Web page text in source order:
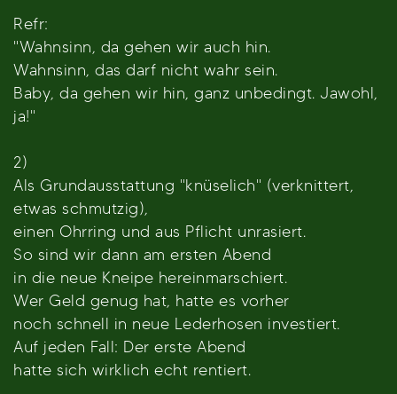
Refr:
"Wahnsinn, da gehen wir auch hin.
Wahnsinn, das darf nicht wahr sein.
Baby, da gehen wir hin, ganz unbedingt. Jawohl,
ja!"
2)
Als Grundausstattung "knüselich" (verknittert,
etwas schmutzig),
einen Ohrring und aus Pflicht unrasiert.
So sind wir dann am ersten Abend
in die neue Kneipe hereinmarschiert.
Wer Geld genug hat, hatte es vorher
noch schnell in neue Lederhosen investiert.
Auf jeden Fall: Der erste Abend
hatte sich wirklich echt rentiert.